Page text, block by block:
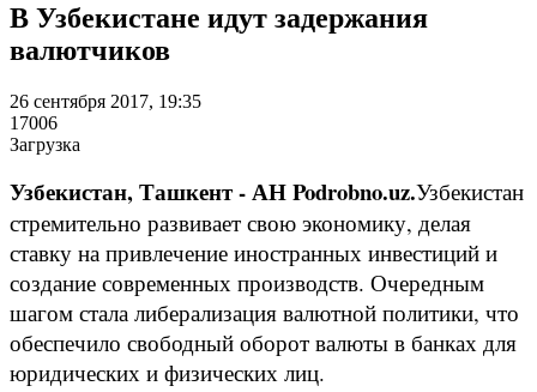
В Узбекистане идут задержания
валютчиков
26 сентября 2017, 19:35
17006
Загрузка
Узбекистан, Ташкент - АН Podrobno.uz.Узбекистан
стремительно развивает свою экономику, делая
ставку на привлечение иностранных инвестиций и
создание современных производств. Очередным
шагом стала либерализация валютной политики, что
обеспечило свободный оборот валюты в банках для
юридических и физических лиц.